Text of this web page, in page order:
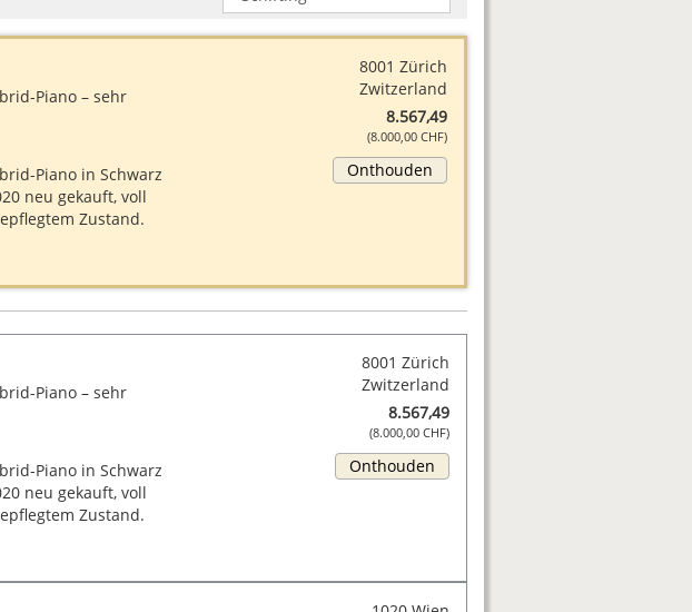
Piano – sehr
Piano in Schwarz
neu gekauft, voll
Zustand.
8001 Zürich
Zwitzerland
8.567,49
(8.000,00 CHF)
Onthouden
Piano – sehr
Piano in Schwarz
neu gekauft, voll
Zustand.
8001 Zürich
Zwitzerland
8.567,49
(8.000,00 CHF)
Onthouden